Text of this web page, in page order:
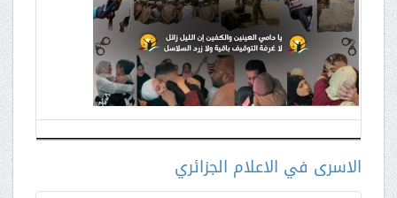
الاسرى في الاعلام الجزائري